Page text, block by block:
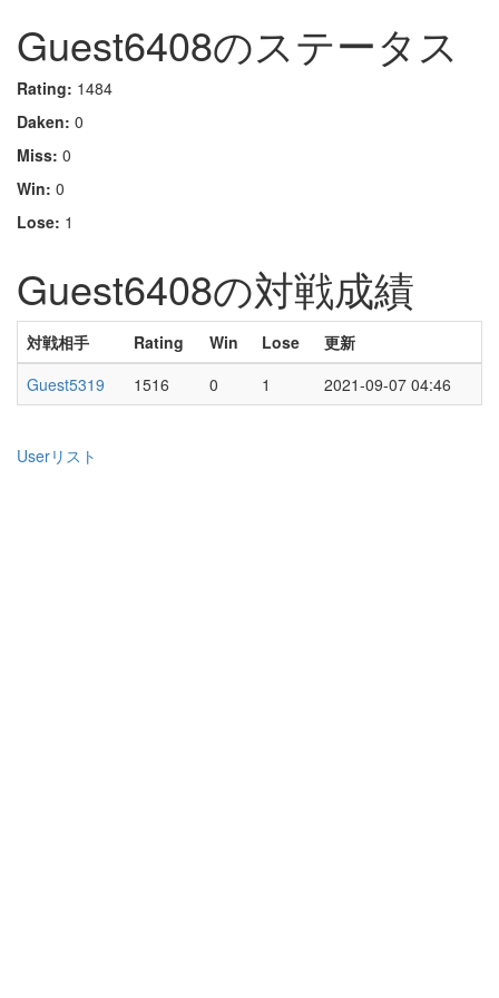
Guest6408のステータス
Rating: 1484
Daken: 0
Miss: 0
Win: 0
Lose: 1
Guest6408の対戦成績
対戦相手 Rating Win Lose
更新
Guest5319
1516 0 1 2021-09-07 04:46
Userリスト